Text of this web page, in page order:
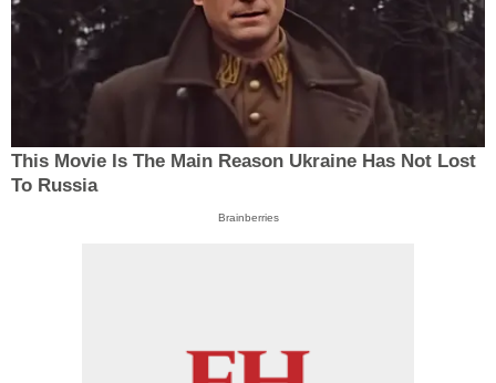
This Movie Is The Main Reason Ukraine Has Not Lost
To Russia
Brainberries